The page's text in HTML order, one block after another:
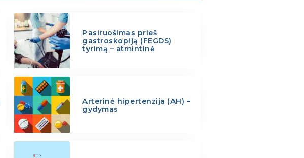
Pasiruošimas prieš
gastroskopiją (FEGDS)
tyrimą – atmintinė
Arterinė hipertenzija (AH) –
gydymas